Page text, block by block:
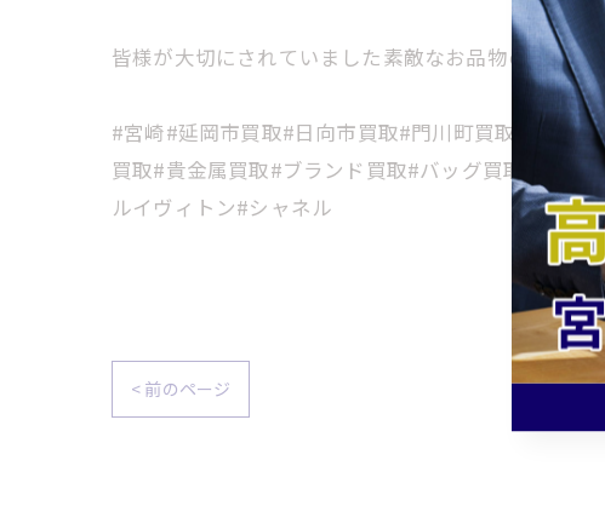
皆様が大切にされていました素敵なお品物の高額
#宮崎#延岡市買取#日向市買取#門川町買取#買取#
買取#貴金属買取#ブランド買取#バッグ買取#時計
ルイヴィトン#シャネル
< 前のページ